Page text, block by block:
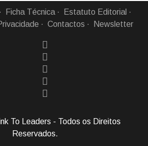
Ficha Técnica
Estatuto Editorial
Contactos Newsletter
To Leaders - Todos os Direitos
Reservados.